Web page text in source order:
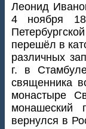
Леонид
4 ноября
перешёл в
различных
г. в
священника
монастыре
монашеский
вернулся в